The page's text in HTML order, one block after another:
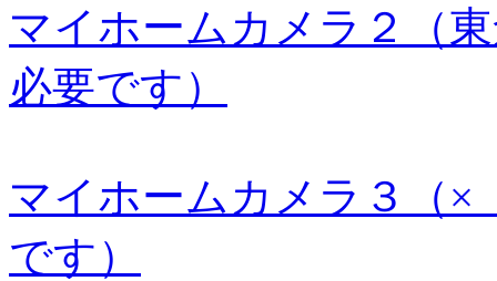
マイホームカメラ２（
必要です）
マイホームカメラ３
です）